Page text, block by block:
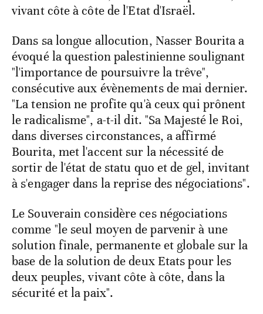
vivant côte à côte de l'Etat d'Israël.
Dans sa longue allocution, Nasser Bourita a
évoqué la question palestinienne soulignant
"l'importance de poursuivre la trêve",
consécutive aux évènements de mai dernier.
"La tension ne profite qu'à ceux qui prônent
le radicalisme", a-t-il dit. "Sa Majesté le Roi,
dans diverses circonstances, a affirmé
Bourita, met l'accent sur la nécessité de
sortir de l'état de statu quo et de gel, invitant
à s'engager dans la reprise des négociations".
Le Souverain considère ces négociations
comme "le seul moyen de parvenir à une
solution finale, permanente et globale sur la
base de la solution de deux Etats pour les
deux peuples, vivant côte à côte, dans la
sécurité et la paix".